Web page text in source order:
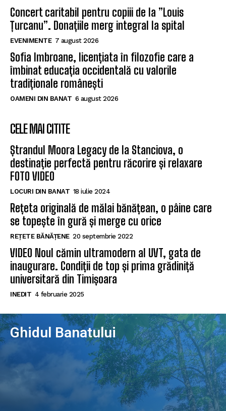
Concert caritabil pentru copiii de la ”Louis
Țurcanu”. Donațiile merg integral la spital
EVENIMENTE 7 august 2026
Sofia Imbroane, licențiata în filozofie care a
îmbinat educația occidentală cu valorile
tradiționale românești
OAMENI DIN BANAT 6 august 2026
CELE MAI CITITE
Ștrandul Moora Legacy de la Stanciova, o
destinație perfectă pentru răcorire și relaxare
FOTO VIDEO
LOCURI DIN BANAT 18 iulie 2024
Rețeta originală de mălai bănățean, o pâine care
se topește în gură și merge cu orice
REȚETE BĂNĂȚENE 20 septembrie 2022
VIDEO Noul cămin ultramodern al UVT, gata de
inaugurare. Condiții de top și prima grădiniță
universitară din Timișoara
INEDIT 4 februarie 2025
Ghidul Banatului